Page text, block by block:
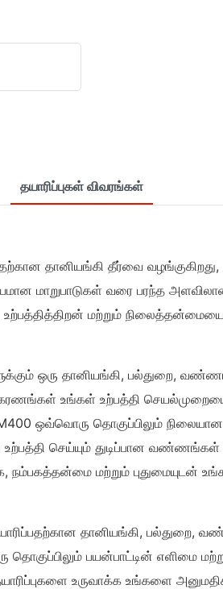
தயாரிப்புகள் விவரங்கள்
தீர்வை வழங்குகிறது,
மாறுபாடுகள் வரை பரந்த
மற்றும் நிலைத்தன்மையை
ஒரு தானியங்கி, பல்துறை,
உங்கள் உற்பத்தி செயல்முறையை
ஒவ்வொரு தொகுப்பிலும்
உற்பத்தி செய்யும் துடிப்பான
நம்பகத்தன்மை மற்றும்
தானியங்கி, பல்துறை,
பயன்பாட்டின் எளிமை
உருவாக்க உங்களை